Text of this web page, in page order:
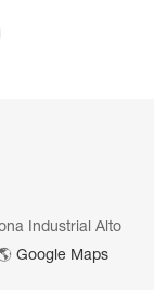
Industrial Alto
Google Maps